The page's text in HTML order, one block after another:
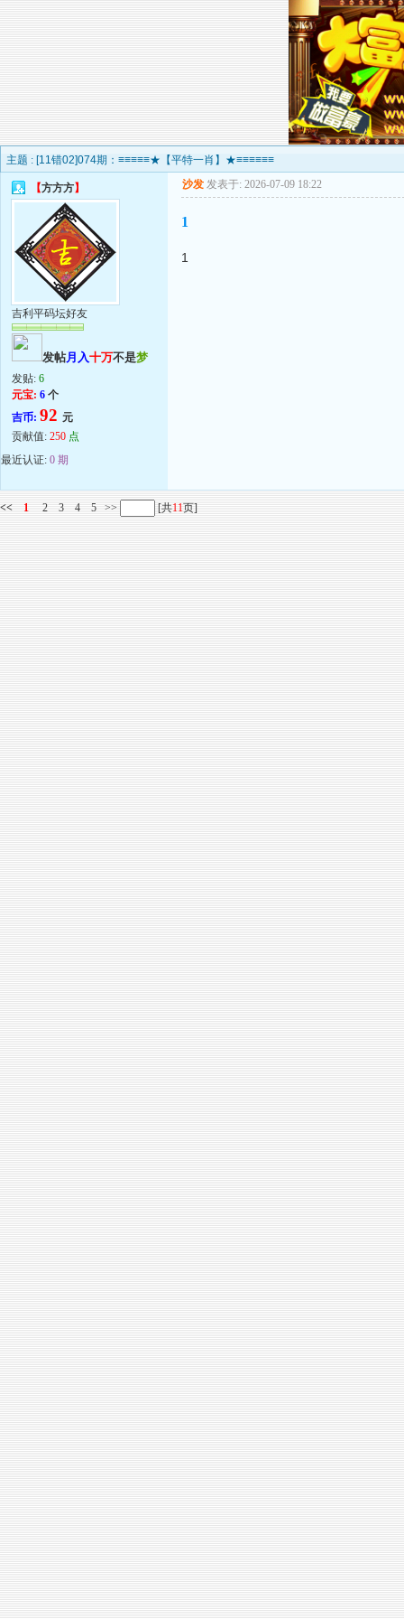
主题 : [11错02]074期：≡≡≡≡≡★【平特一肖】★≡≡≡≡≡≡
【方方方】
吉利平码坛好友
发帖月入十万不是梦
发贴: 6
元宝: 6 个
吉币: 92 元
贡献值: 250 点
最近认证: 0 期
沙发 发表于: 2026-07-09 18:22
1
1
<< 1 2 3 4 5 >> [共11页]